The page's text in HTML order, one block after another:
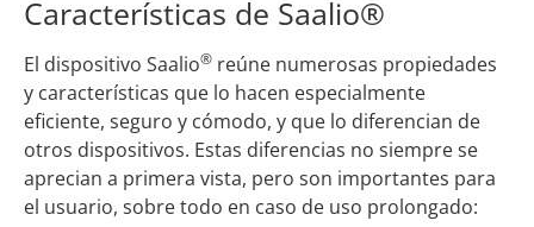
Características de Saalio®
El dispositivo Saalio® reúne numerosas propiedades
y características que lo hacen especialmente
eficiente, seguro y cómodo, y que lo diferencian de
otros dispositivos. Estas diferencias no siempre se
aprecian a primera vista, pero son importantes para
el usuario, sobre todo en caso de uso prolongado: